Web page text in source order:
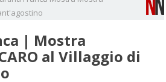
| Mostra
al Villaggio di